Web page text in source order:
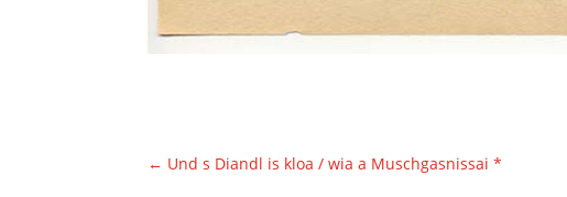
← Und s Diandl is kloa / wia a Muschgasnissai *